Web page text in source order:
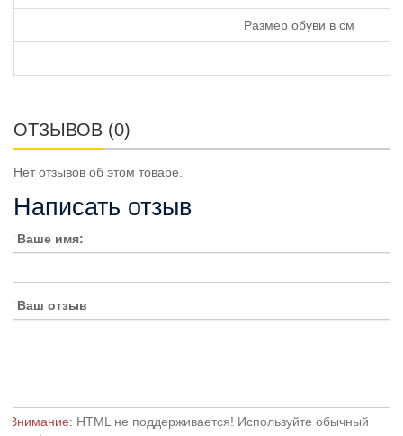
Размер обуви в см
ОТЗЫВОВ (0)
Нет отзывов об этом товаре.
Написать отзыв
Ваше имя:
Ваш отзыв
Внимание: HTML не поддерживается! Используйте обычный